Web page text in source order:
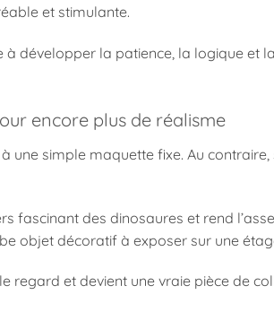
et stimulante.
à développer la patience, la logique et
encore plus de réalisme
une simple maquette fixe. Au
fascinant des dinosaures et rend
objet décoratif à exposer sur une
regard et devient une vraie pièce de